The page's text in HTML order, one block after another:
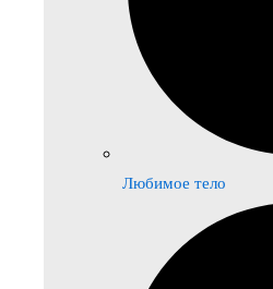
Любимое тело